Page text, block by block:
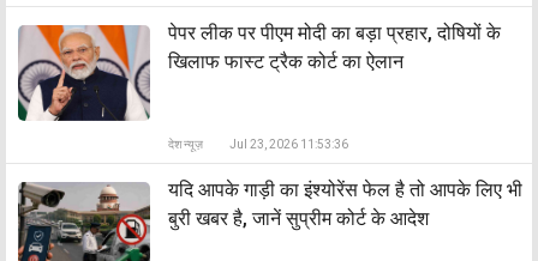
पेपर लीक पर पीएम मोदी का बड़ा प्रहार, दोषियों के
खिलाफ फास्ट ट्रैक कोर्ट का ऐलान
देश न्यूज़ Jul 23, 2026 11:53:36
यदि आपके गाड़ी का इंश्योरेंस फेल है तो आपके लिए भी
बुरी खबर है, जानें सुप्रीम कोर्ट के आदेश